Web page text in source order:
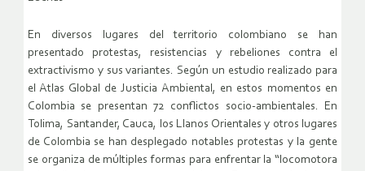
En diversos lugares del territorio colombiano se han
presentado protestas, resistencias y rebeliones contra el
extractivismo y sus variantes. Según un estudio realizado para
el Atlas Global de Justicia Ambiental, en estos momentos en
Colombia se presentan 72 conflictos socio-ambientales. En
Tolima, Santander, Cauca, los Llanos Orientales y otros lugares
de Colombia se han desplegado notables protestas y la gente
se organiza de múltiples formas para enfrentar la “locomotora